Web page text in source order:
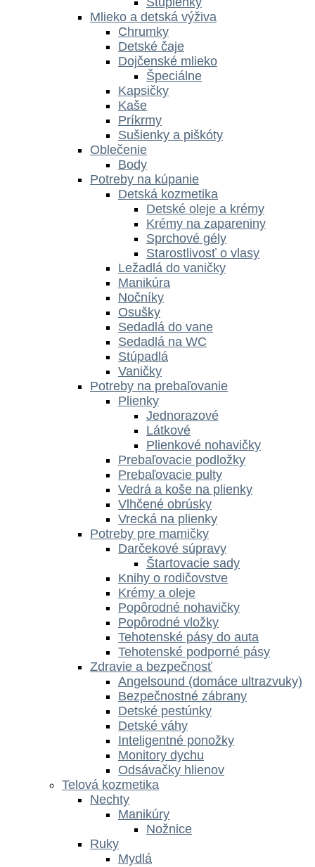
Mlieko a detská výživa
Chrumky
Detské čaje
Dojčenské mlieko
Špeciálne
Kapsičky
Kaše
Príkrmy
Sušienky a piškóty
Oblečenie
Body
Potreby na kúpanie
Detská kozmetika
Detské oleje a krémy
Krémy na zapareniny
Sprchové gély
Starostlivosť o vlasy
Ležadlá do vaničky
Manikúra
Nočníky
Osušky
Sedadlá do vane
Sedadlá na WC
Stúpadlá
Vaničky
Potreby na prebaľovanie
Plienky
Jednorazové
Látkové
Plienkové nohavičky
Prebaľovacie podložky
Prebaľovacie pulty
Vedrá a koše na plienky
Vlhčené obrúsky
Vrecká na plienky
Potreby pre mamičky
Darčekové súpravy
Štartovacie sady
Knihy o rodičovstve
Krémy a oleje
Popôrodné nohavičky
Popôrodné vložky
Tehotenské pásy do auta
Tehotenské podporné pásy
Zdravie a bezpečnosť
Angelsound (domáce ultrazvuky)
Bezpečnostné zábrany
Detské pestúnky
Detské váhy
Inteligentné ponožky
Monitory dychu
Odsávačky hlienov
Telová kozmetika
Nechty
Manikúry
Nožnice
Ruky
Mydlá